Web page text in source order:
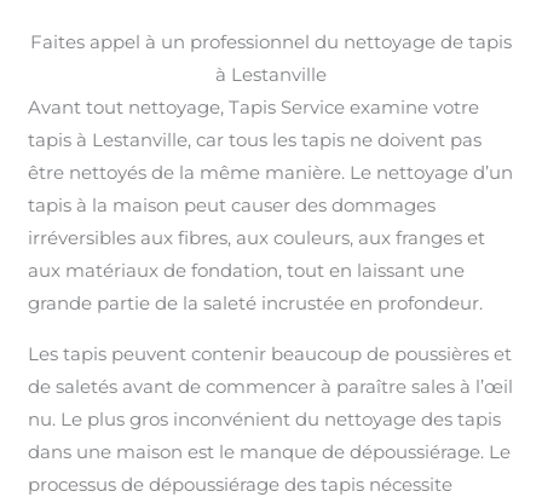
Faites appel à un professionnel du nettoyage de tapis
à Lestanville
Avant tout nettoyage, Tapis Service examine votre
tapis à Lestanville, car tous les tapis ne doivent pas
être nettoyés de la même manière. Le nettoyage d’un
tapis à la maison peut causer des dommages
irréversibles aux fibres, aux couleurs, aux franges et
aux matériaux de fondation, tout en laissant une
grande partie de la saleté incrustée en profondeur.
Les tapis peuvent contenir beaucoup de poussières et
de saletés avant de commencer à paraître sales à l’œil
nu. Le plus gros inconvénient du nettoyage des tapis
dans une maison est le manque de dépoussiérage. Le
processus de dépoussiérage des tapis nécessite